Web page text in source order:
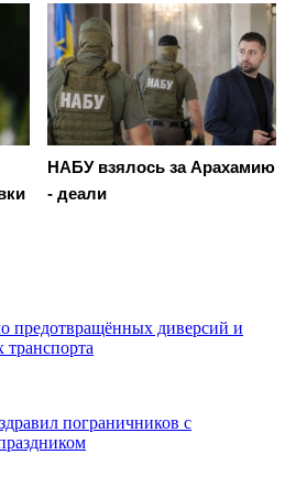
НАБУ взялось за Арахамию
- деали
предотвращённых диверсий и
транспорта
пограничников с